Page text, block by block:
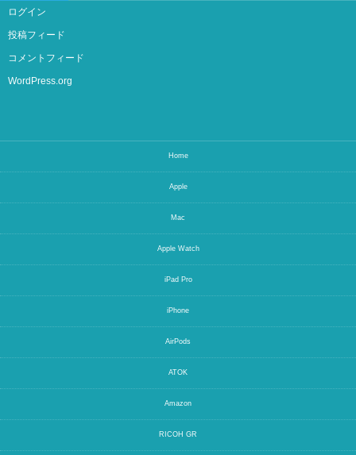
ログイン
投稿フィード
コメントフィード
WordPress.org
Home
Apple
Mac
Apple Watch
iPad Pro
iPhone
AirPods
ATOK
Amazon
RICOH GR